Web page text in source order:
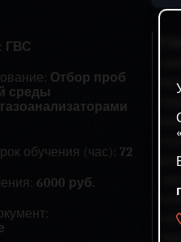
ГВС
Отбор проб
среды
обучения (час):72
6000 руб.